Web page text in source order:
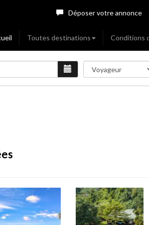
Déposer votre annonce
Toutes destinations Conditions